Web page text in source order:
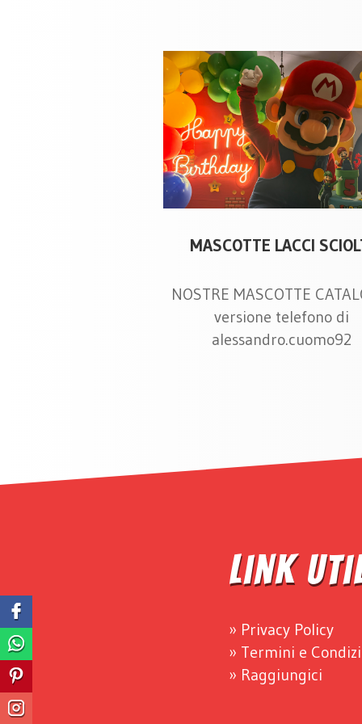
MASCOTTE LACCI
NOSTRE MASCOTTE
versione telefono di
alessandro.cuomo92
Link
Privacy Policy
Termini e
Raggiungici